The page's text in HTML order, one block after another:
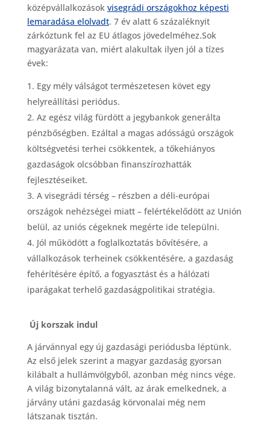
középvállalkozások visegrádi országokhoz képesti
lemaradása elolvadt. 7 év alatt 6 százaléknyit
zárkóztunk fel az EU átlagos jövedelméhez.Sok
magyarázata van, miért alakultak ilyen jól a tízes
évek:
Egy mély válságot természetesen követ egy
helyreállítási periódus.
Az egész világ fürdött a jegybankok generálta
pénzbőségben. Ezáltal a magas adósságú országok
költségvetési terhei csökkentek, a tőkehiányos
gazdaságok olcsóbban finanszírozhatták
fejlesztéseiket.
A visegrádi térség – részben a déli-európai
országok nehézségei miatt – felértékelődött az Unión
belül, az uniós cégeknek megérte ide települni.
Jól működött a foglalkoztatás bővítésére, a
vállalkozások terheinek csökkentésére, a gazdaság
fehérítésére építő, a fogyasztást és a hálózati
iparágakat terhelő gazdaságpolitikai stratégia.
Új korszak indul
A járvánnyal egy új gazdasági periódusba léptünk.
Az első jelek szerint a magyar gazdaság gyorsan
kilábalt a hullámvölgyből, azonban még nincs vége.
A világ bizonytalanná vált, az árak emelkednek, a
járvány utáni gazdaság körvonalai még nem
látszanak tisztán.